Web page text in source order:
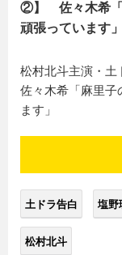
②】 佐々木希「
頑張っています」
松村北斗主演・
佐々木希「麻里子
ます」
土ドラ告白 塩野
松村北斗